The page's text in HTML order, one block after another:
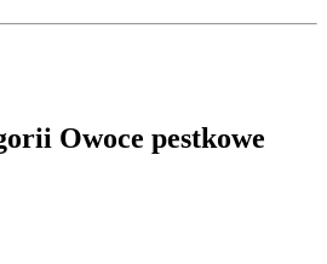
Owoce pestkowe